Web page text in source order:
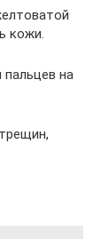
кожи.
на